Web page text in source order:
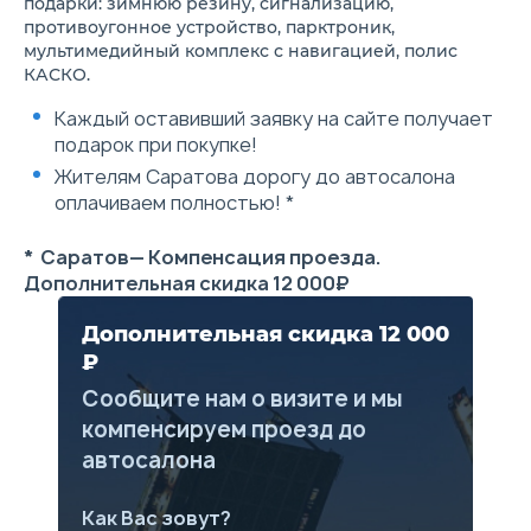
пристегнутом ремне
водителя
ABS с электронным
распределением тормозных
Подушка безопасности
водителя
Подушка безопасности
пассажира
2 передних регулируемых по
задних боковых сиденьях
Трех точечные ремни
безопасности на передних
усилий и регулировкой по
высоте
Три трех точечных ремня
безопасности на задних
сиденьях
Электронное
противоугонное устройство
Противотуманные фары
Дневные ходовые огни
Подсветка багажного
17 990 ₽
Гарантия 3 года
км (в
Дополнительная скидка 12 000
₽
Сообщите нам о визите и мы
компенсируем проезд до
автосалона
Как Вас зовут?
противоугонное устройство, парктроник,
мультимедийный комплекс с навигацией, полис
КАСКО.
Каждый оставивший заявку на сайте получает
подарок при покупке!
Жителям Саратова дорогу до автосалона
оплачиваем полностью! *
* Саратов— Компенсация проезда.
Дополнительная скидка 12 000₽